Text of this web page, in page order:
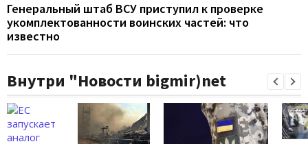
Генеральный штаб ВСУ приступил к проверке
укомплектованности воинских частей: что
известно
Внутри "Новости bigmir)net